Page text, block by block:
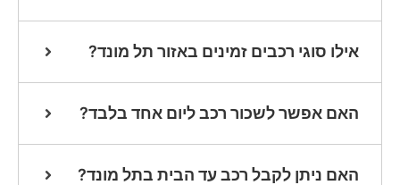
אילו סוגי רכבים זמינים באזור תל מונד?
האם אפשר לשכור רכב ליום אחד בלבד?
האם ניתן לקבל רכב עד הבית בתל מונד?